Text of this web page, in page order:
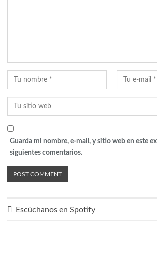
Guarda mi nombre, e-mail, y sitio web en este
siguientes comentarios.
Escúchanos en Spotify